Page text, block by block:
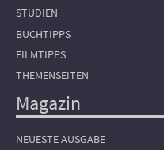
STUDIEN
BUCHTIPPS
FILMTIPPS
THEMENSEITEN
Magazin
NEUESTE AUSGABE